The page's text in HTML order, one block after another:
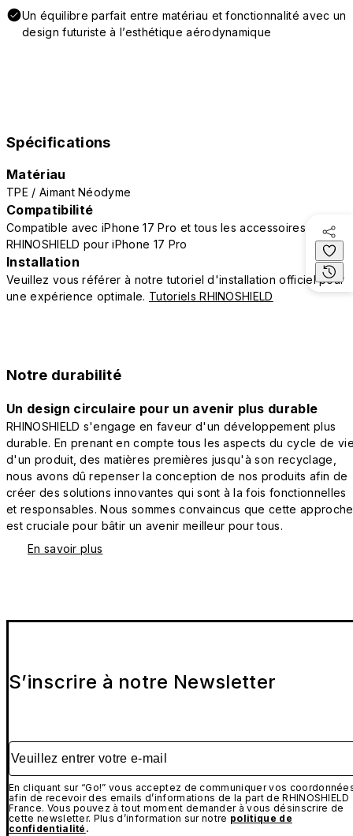
Un équilibre parfait entre matériau et fonctionnalité avec un
design futuriste à l’esthétique aérodynamique
Spécifications
Matériau
TPE / Aimant Néodyme
Compatibilité
Compatible avec iPhone 17 Pro et tous les accessoires
RHINOSHIELD pour iPhone 17 Pro
Installation
Veuillez vous référer à notre tutoriel d'installation officiel pour
une expérience optimale. Tutoriels RHINOSHIELD
Notre durabilité
Un design circulaire pour un avenir plus durable
RHINOSHIELD s'engage en faveur d'un développement plus
durable. En prenant en compte tous les aspects du cycle de
d'un produit, des matières premières jusqu'à son recyclage,
nous avons dû repenser la conception de nos produits afin de
créer des solutions innovantes qui sont à la fois fonctionnelles
et responsables. Nous sommes convaincus que cette approche
est cruciale pour bâtir un avenir meilleur pour tous.
En savoir plus
S’inscrire à notre Newsletter
Veuillez entrer votre e-mail
En cliquant sur “Go!” vous acceptez de communiquer vos
afin de recevoir des emails d’informations de la part de RHINOSHIELD
France. Vous pouvez à tout moment demander à vous désinscrire de
cette newsletter. Plus d’information sur notre politique de
confidentialité .